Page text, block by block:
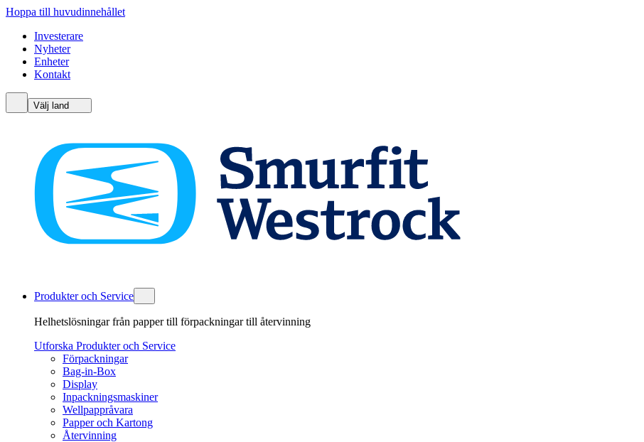
Hoppa till huvudinnehållet
Investerare
Nyheter
Enheter
Kontakt
Välj land
Produkter och Service
Helhetslösningar från papper till förpackningar till återvinning
Utforska Produkter och Service
Förpackningar
Bag-in-Box
Display
Inpackningsmaskiner
Wellpappråvara
Papper och Kartong
Återvinning